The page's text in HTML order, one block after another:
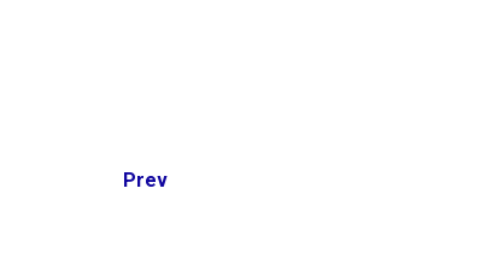
Post
Prev